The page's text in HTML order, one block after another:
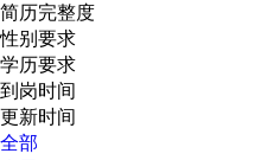
简历完整度
性别要求
学历要求
到岗时间
更新时间
全部